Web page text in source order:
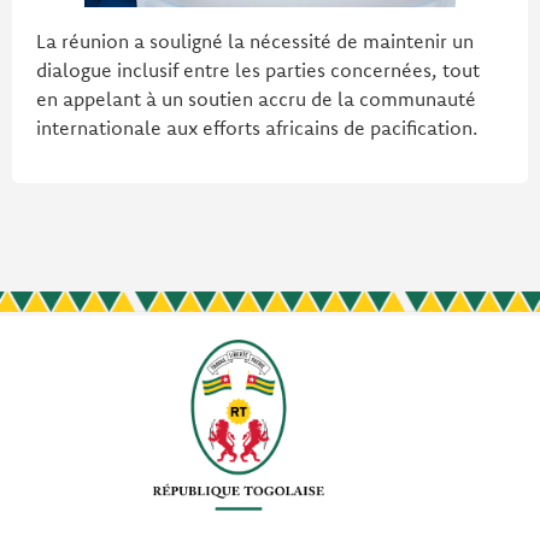
La réunion a souligné la nécessité de maintenir un
dialogue inclusif entre les parties concernées, tout
en appelant à un soutien accru de la communauté
internationale aux efforts africains de pacification.